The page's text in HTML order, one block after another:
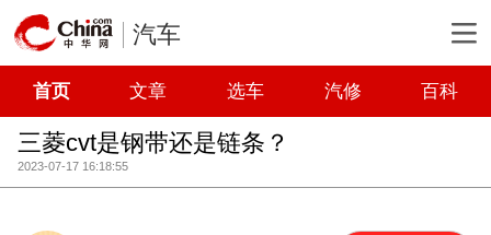
汽车
首页 文章 选车 汽修 百科
三菱cvt是钢带还是链条？
2023-07-17 16:18:55